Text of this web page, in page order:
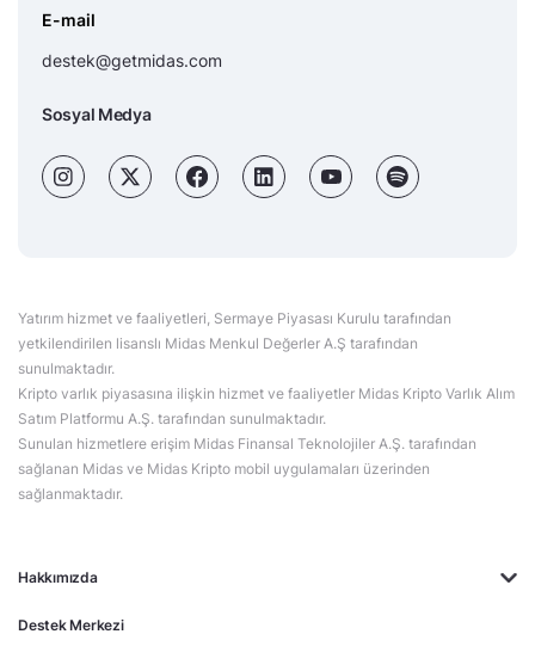
Hakkımızda
Destek Merkezi
E-mail
destek@getmidas.com
Sosyal Medya
Yatırım hizmet ve faaliyetleri, Sermaye Piyasası Kurulu tarafından
yetkilendirilen lisanslı Midas Menkul Değerler A.Ş tarafından
sunulmaktadır.
Kripto varlık piyasasına ilişkin hizmet ve faaliyetler Midas Kripto Varlık Alım
Satım Platformu A.Ş. tarafından sunulmaktadır.
Sunulan hizmetlere erişim Midas Finansal Teknolojiler A.Ş. tarafından
sağlanan Midas ve Midas Kripto mobil uygulamaları üzerinden
sağlanmaktadır.